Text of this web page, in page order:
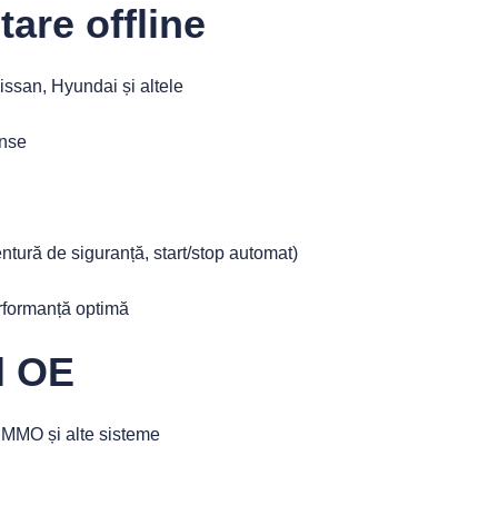
offline
Hyundai și altele
de siguranță, start/stop automat)
optimă
OE
și alte sisteme